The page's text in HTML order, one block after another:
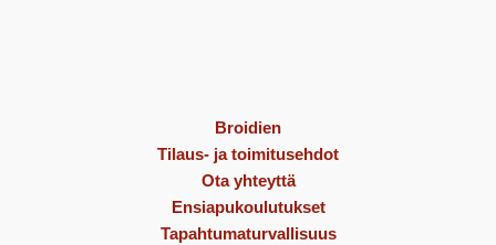
Broidien
Tilaus- ja toimitusehdot
Ota yhteyttä
Ensiapukoulutukset
Tapahtumaturvallisuus